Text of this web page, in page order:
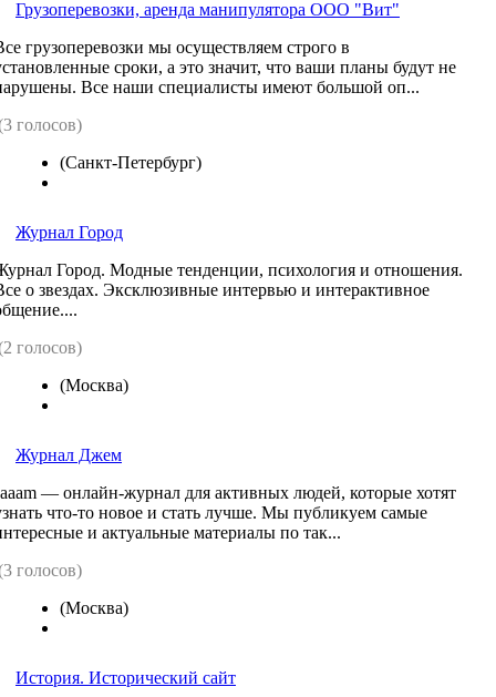
Грузоперевозки, аренда манипулятора ООО "Вит"
грузоперевозки мы осуществляем строго в
сроки, а это значит, что ваши планы будут не
Все наши специалисты имеют большой оп...
голосов)
(Санкт-Петербург)
Журнал Город
Город. Модные тенденции, психология и отношения.
о звездах. Эксклюзивные интервью и интерактивное
голосов)
(Москва)
Журнал Джем
— онлайн-журнал для активных людей, которые хотят
что-то новое и стать лучше. Мы публикуем самые
и актуальные материалы по так...
голосов)
(Москва)
История. Исторический сайт